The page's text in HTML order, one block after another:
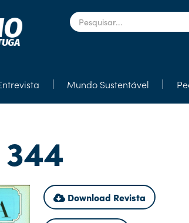
Mundo Sustentável
Download Revista